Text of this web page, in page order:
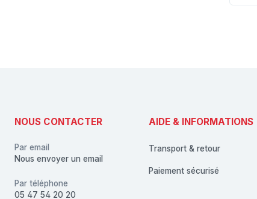
NOUS CONTACTER
Par email
Nous envoyer un email
Par téléphone
05 47 54 20 20
AIDE & INFORMATIONS
Transport & retour
Paiement sécurisé